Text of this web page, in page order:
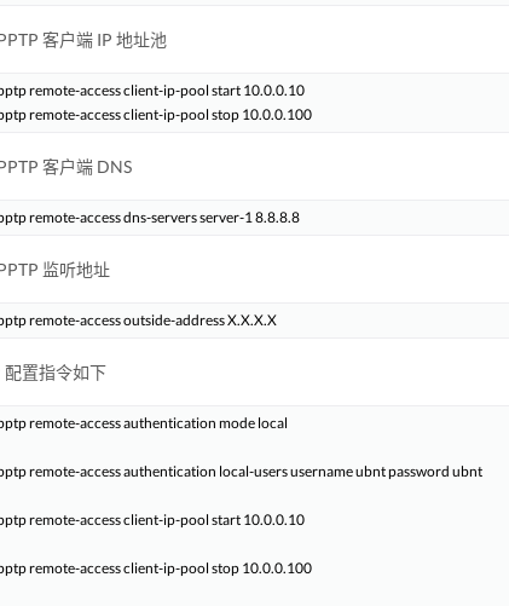
客户端 IP 地址池
remote-access client-ip-pool start 10.0.0.10
客户端 DNS
监听地址
配置指令如下
remote-access authentication mode local
remote-access authentication local-users username ubnt password ubnt
remote-access client-ip-pool start 10.0.0.10
remote-access client-ip-pool stop 10.0.0.100